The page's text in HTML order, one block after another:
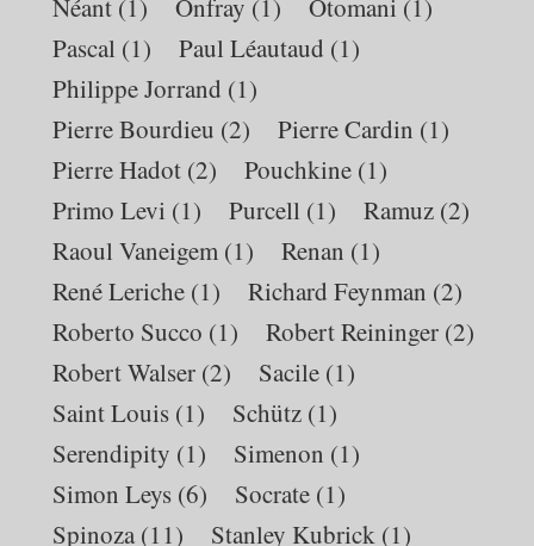
Néant (1) Onfray (1) Otomani (1)
Pascal (1) Paul Léautaud (1)
Philippe Jorrand (1)
Pierre Bourdieu (2) Pierre Cardin (1)
Pierre Hadot (2) Pouchkine (1)
Primo Levi (1) Purcell (1) Ramuz (2)
Raoul Vaneigem (1) Renan (1)
René Leriche (1) Richard Feynman (2)
Roberto Succo (1) Robert Reininger (2)
Robert Walser (2) Sacile (1)
Saint Louis (1) Schütz (1)
Serendipity (1) Simenon (1)
Simon Leys (6) Socrate (1)
Spinoza (11) Stanley Kubrick (1)